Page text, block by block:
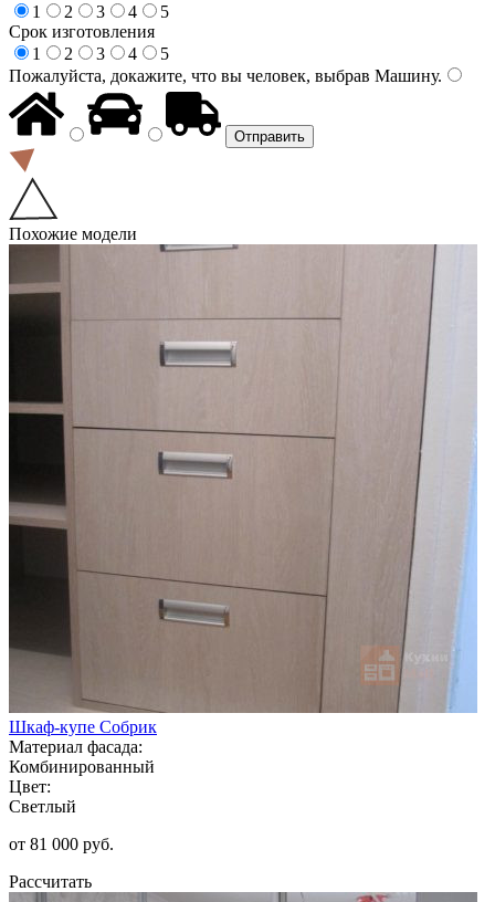
1
2 3 4
5
Срок изготовления
1
2 3 4
5
Пожалуйста, докажите, что вы человек, выбрав Машину.
Похожие модели
Шкаф-купе Собрик
Материал фасада:
Комбинированный
Цвет:
Светлый
от 81 000 руб.
Рассчитать